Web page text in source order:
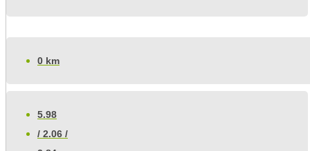
0 km
5.98
/ 2.06 /